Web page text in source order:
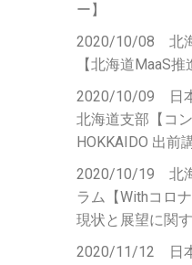
ー】
2020/10/08 北
【北海道MaaS
2020/10/09 日
北海道支部【コ
HOKKAIDO 出前
2020/10/19 北
ラム【Withコロ
現状と展望に関
2020/11/12 日